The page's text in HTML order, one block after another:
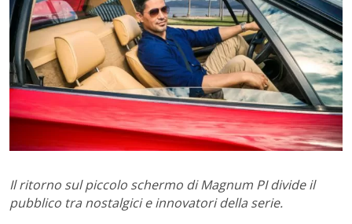
Il ritorno sul piccolo schermo di Magnum PI divide il
pubblico tra nostalgici e innovatori della serie.